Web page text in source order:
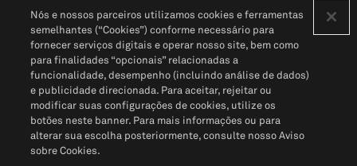
Política de PrivacidadePortal de privacidade do cliente (em inglês)
Não Venda Minhas Informações Pessoais© 2026 S&P Global
Nós e nossos parceiros utilizamos cookies e ferramentas
semelhantes (“Cookies”) conforme necessário para
fornecer serviços digitais e operar nosso site, bem como
para finalidades “opcionais” relacionadas a
funcionalidade, desempenho (incluindo análise de dados)
e publicidade direcionada. Para aceitar, rejeitar ou
modificar suas configurações de cookies, utilize os
botões neste banner. Para mais informações ou para
alterar sua escolha posteriormente, consulte nosso Aviso
sobre Cookies.